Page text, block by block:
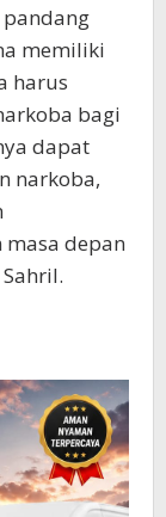
memiliki
harus
bagi
dapat
narkoba,
depan